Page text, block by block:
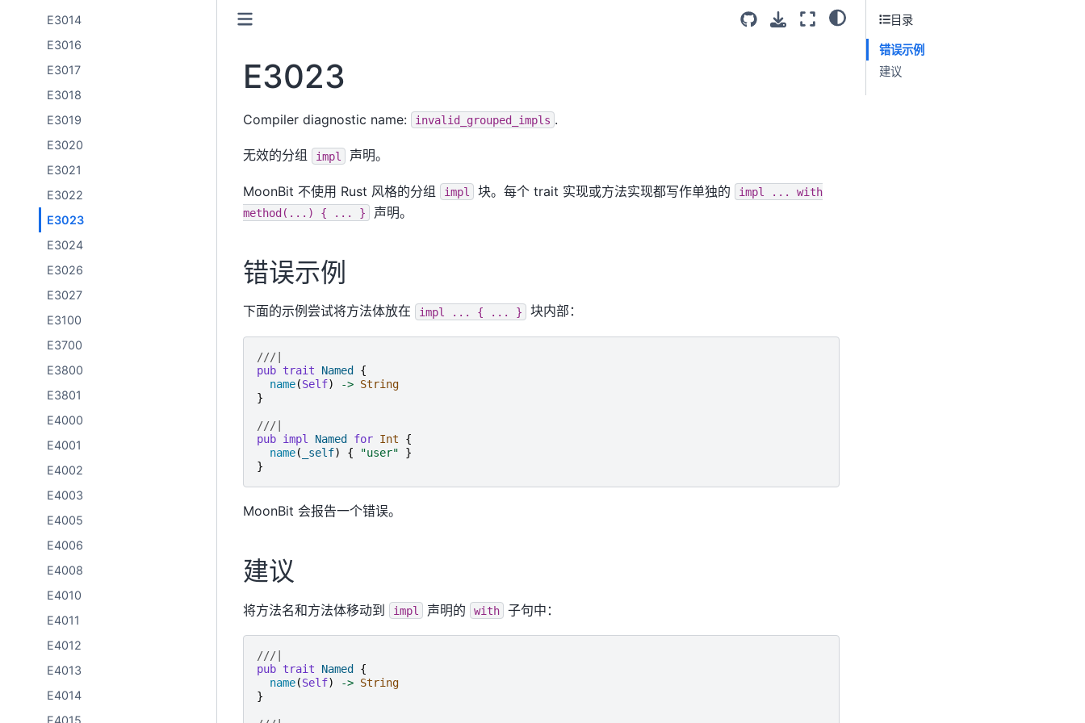
E3014
E3016
E3017
E3018
E3019
E3020
E3021
E3022
E3023
E3024
E3026
E3027
E3100
E3700
E3800
E3801
E4000
E4001
E4002
E4003
E4005
E4006
E4008
E4010
E4011
E4012
E4013
E4014
E3023
Compiler diagnostic name: invalid_grouped_impls .
无效的分组 impl 声明。
MoonBit 不使用 Rust 风格的分组 impl 块。每个 trait 实现或方法实现都写作单独的 impl ...
with
method(...)
{ ... } 声明。
错误示例
下面的示例尝试将方法体放在 impl ... { ... } 块内部：
///|
pub trait Named
{
name(Self) -> String
}
///|
pub impl Named for Int
{
name( _self) { "user"
}
}
MoonBit 会报告一个错误。
建议
将方法名和方法体移动到 impl 声明的 with 子句中：
///|
pub trait Named
{
name(Self) -> String
}
目录
错误示例
建议